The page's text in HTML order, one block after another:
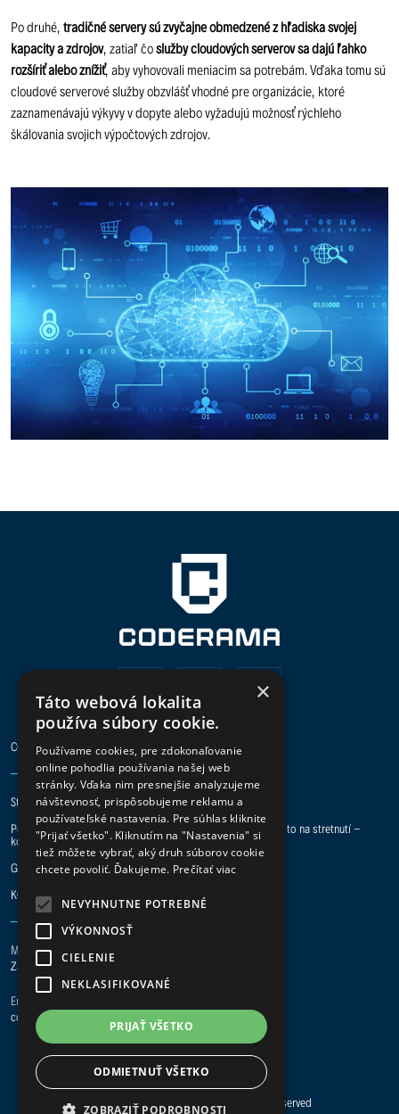
Po druhé, tradičné servery sú zvyčajne obmedzené z hľadiska svojej
kapacity a zdrojov, zatiaľ čoslužby cloudových serverov sa dajú ľahko
rozšíriť alebo znížiť, aby vyhovovali meniacim sa potrebám. Vďaka tomu sú
cloudové serverové služby obzvlášť vhodné pre organizácie, ktoré
zaznamenávajú výkyvy v dopyte alebo vyžadujú možnosť rýchleho
škálovania svojich výpočtových zdrojov.
CODERAMA
Staň sa digital hero a pridaj sa k nám do tímu.
Potrebuje vaša spoločnosť pomoc s IT projektmi? Preberme to na stretnutí -
kontakt je tu.
GDPR|ISO 27001| ISO 9001
KONTAKT
Main office Žilina
Za Plavárňou 3/8121, 010 08 Žilina
Email
coderama@coderama.com
© Copyright 2023 Coderama. All Rights Reserved
×
Táto webová lokalita
používa súbory cookie.
Používame cookies, pre zdokonaľovanie
online pohodlia používania našej web
stránky. Vďaka nim presnejšie analyzujeme
návštevnosť, prispôsobujeme reklamu a
používateľské nastavenia. Pre súhlas kliknite
"Prijať všetko". Kliknutím na "Nastavenia" si
tiež môžete vybrať, aký druh súborov cookie
chcete povoliť. Ďakujeme. Prečítať viac
NEVYHNUTNE POTREBNÉ
VÝKONNOSŤ
CIELENIE
NEKLASIFIKOVANÉ
PRIJAŤ VŠETKO
ODMIETNUŤ VŠETKO
ZOBRAZIŤ PODROBNOSTI